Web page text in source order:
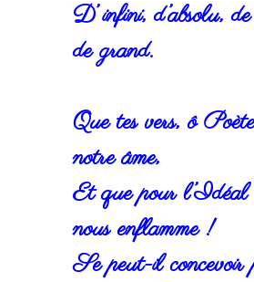
D’ infini, d’absolu,
de grand.
Que tes vers, ô
notre âme,
Et que pour l’Idéal
nous enflamme !
Se peut-il concevoir